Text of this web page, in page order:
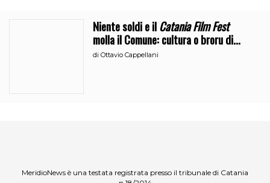
Niente soldi e ilCatania Film Fest
molla il Comune: cultura o broru di
ciciri?
diOttavio Cappellani
MeridioNews è una testata registrata presso il tribunale di Catania